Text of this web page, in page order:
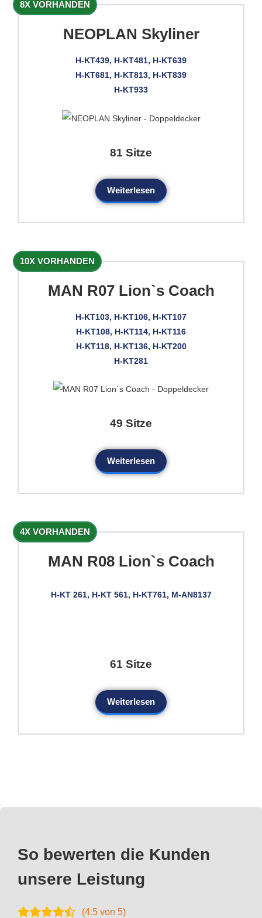
8X VORHANDEN
NEOPLAN Skyliner
H-KT439, H-KT481, H-KT639
H-KT681, H-KT813, H-KT839
H-KT933
81 Sitze
Weiterlesen
10X VORHANDEN
MAN R07 Lion`s Coach
H-KT103, H-KT106, H-KT107
H-KT108, H-KT114, H-KT116
H-KT118, H-KT136, H-KT200
H-KT281
49 Sitze
Weiterlesen
4X VORHANDEN
MAN R08 Lion`s Coach
H-KT 261, H-KT 561, H-KT761, M-AN8137
61 Sitze
Weiterlesen
So bewerten die Kunden
unsere Leistung
(4.5 von 5)